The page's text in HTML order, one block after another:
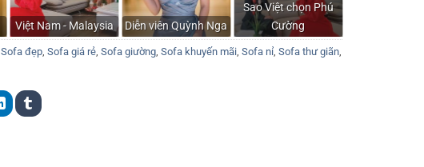
Việt Nam - Malaysia Diễn viên Quỳnh Nga
Sao Việt chọn Phú
Cường
Sofa đẹp Sofa giá rẻ Sofa giường Sofa khuyến mãi Sofa nỉ Sofa thư giãn